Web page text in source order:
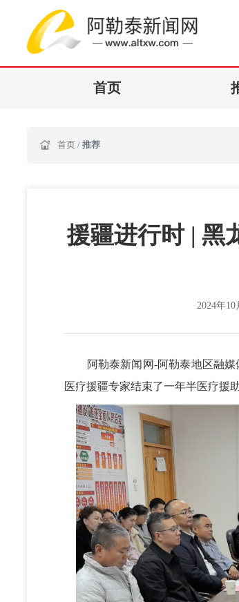
首页
首页 / 推荐
援疆进行时 | 黑
2024年10
阿勒泰新闻网-阿勒泰地区融媒体
医疗援疆专家结束了一年半医疗援